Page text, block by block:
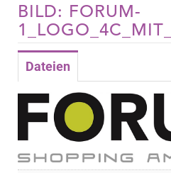
BILD: FORUM-
Dateien